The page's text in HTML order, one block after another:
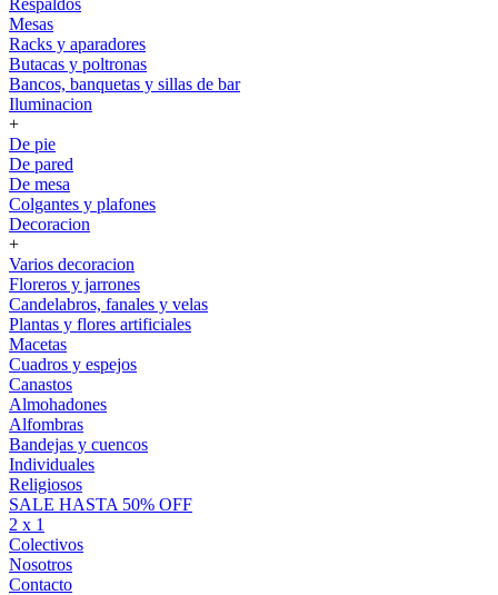
Respaldos
Mesas
Racks y aparadores
Butacas y poltronas
Bancos, banquetas y sillas de bar
Iluminacion
+
De pie
De pared
De mesa
Colgantes y plafones
Decoracion
+
Varios decoracion
Floreros y jarrones
Candelabros, fanales y velas
Plantas y flores artificiales
Macetas
Cuadros y espejos
Canastos
Almohadones
Alfombras
Bandejas y cuencos
Individuales
Religiosos
SALE HASTA 50% OFF
2 x 1
Colectivos
Nosotros
Contacto